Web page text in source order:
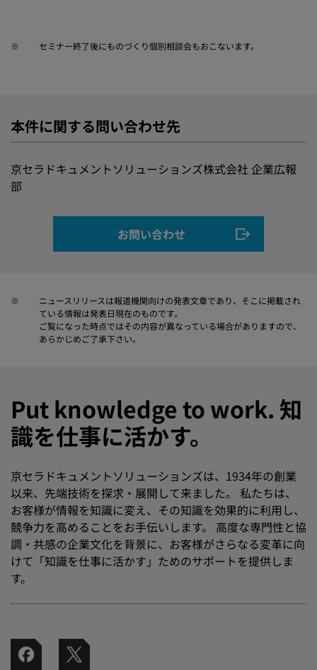
※ セミナー終了後にものづくり個別相談会もおこないます。
本件に関する問い合わせ先
京セラドキュメントソリューションズ株式会社 企業広報
部
お問い合わせ
※
ニュースリリースは報道機関向けの発表文章であり、そこに掲載され
ている情報は発表日現在のものです。
ご覧になった時点ではその内容が異なっている場合がありますので、
あらかじめご了承下さい。
Put knowledge to work. 知
識を仕事に活かす。
京セラドキュメントソリューションズは、1934年の創業
以来、先端技術を探求・展開して来ました。 私たちは、
お客様が情報を知識に変え、その知識を効果的に利用し、
競争力を高めることをお手伝いします。 高度な専門性と協
調・共感の企業文化を背景に、お客様がさらなる変革に向
けて「知識を仕事に活かす」ためのサポートを提供しま
す。